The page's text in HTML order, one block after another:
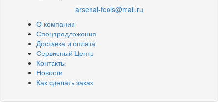
arsenal-tools@mail.ru
О компании
Спецпредложения
Доставка и оплата
Сервисный Центр
Контакты
Новости
Как сделать заказ